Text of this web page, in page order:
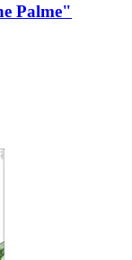
Palme"